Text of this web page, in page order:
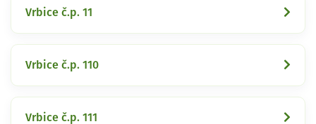
Vrbice č.p. 11
Vrbice č.p. 110
Vrbice č.p. 111